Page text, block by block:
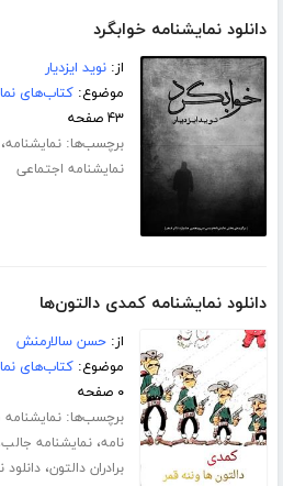
دانلود نمایشنامه خوابگرد
از:نوید ایزدیار
موضوع:کتاب‌های
۴۳ صفحه
برچسب‌ها:نمایشنامه
نمایشنامه اجتماعی
دانلود نمایشنامه کمدی دالتون‌ها
از:حسن سالارمنش
موضوع:کتاب‌های
۰ صفحه
برچسب‌ها:نمایشنامه
نامه،نمایشنامه جالب
برادران دالتون،دانلود